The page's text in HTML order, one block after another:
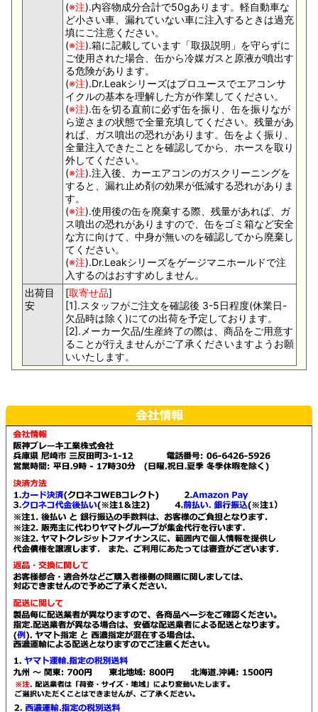
(※注).内容物成分合計で50gあります。軽自動車な
ど小さい車、漏れていない車に注入するときは過充
填にご注意ください。
(※注).箱に記載しています「取扱説明」を守らずに
ご使用された場合、缶から冷媒ガスと原液が噴出す
る危険があります。
(※注).Dr.Leakシリーズはプロユースでエアコンサ
イクルの基本を理解した方が作業してください。
(※注).缶を切る直前に必ず缶を振り、缶を振りなが
ら逆さまの状態で全量充填してください。残量があ
れば、ガス噴出の恐れがあります。缶をよく振り、
全量注入できたことを確認してから、ホースを取り
外してください。
(※注).注入後、カーエアコンのガスクリーニングを
すると、漏れ止め剤の効果が低減する恐れがありま
す。
(※注).使用後の缶を廃棄する際、残量があれば、ガ
ス噴出の恐れがありますので、缶をゴミ箱など安全
な方に向けて、中身が無いのを確認してから廃棄し
てください。
(※注).Dr.Leakシリーズをゲージマニホールドで注
入するのはおすすめしません。
出荷目
安
[取寄せ品]
[1].スタッフがご注文を確認後 3-5日程度(休業日-
欠品時は除く)にての出荷を予定しております。
[2].メーカー欠品/生産終了の際は、商品をご用意す
ることが行えませんがご了承くださいますようお願
いいたします。